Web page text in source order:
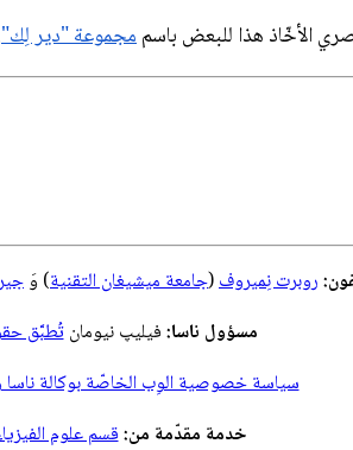
الأخّاذ هذا للبعض باسممجموعة "دير لِك"
روبرت نِميروف(جامعة ميشيغان التقنية) وَ
مسؤول ناسا:فيليپ نيومان تُطبَّق
سياسة خصوصية الوِب الخاصّة بوكالة
خدمة مقدّمة من:قسم علوم